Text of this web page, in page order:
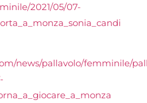
2021/05/07-
news/pallavolo/femminile/